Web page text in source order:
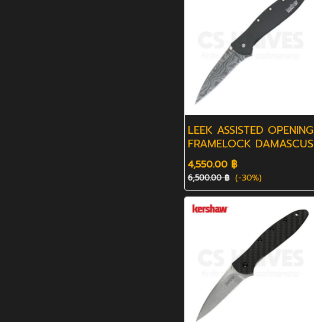
LEEK ASSISTED OPENING
FRAMELOCK DAMASCUS
4,550.00 ฿
6,500.00 ฿ (-30%)